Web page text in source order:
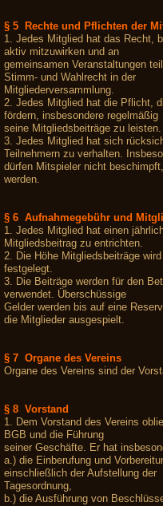
§ 5 Rechte und Pflichten der
1. Jedes Mitglied hat das Recht,
aktiv mitzuwirken und an
gemeinsamen Veranstaltungen
Stimm- und Wahlrecht in der
Mitgliederversammlung.
2. Jedes Mitglied hat die Pflicht,
fördern, insbesondere regelmäßig
seine Mitgliedsbeiträge zu leisten.
3. Jedes Mitglied hat sich
Teilnehmern zu verhalten.
dürfen Mitspieler nicht
werden.
§ 6 Aufnahmegebühr und
1. Jedes Mitglied hat einen
Mitgliedsbeitrag zu entrichten.
2. Die Höhe Mitgliedsbeiträge
festgelegt.
3. Die Beiträge werden für den
verwendet. Überschüssige
Gelder werden bis auf eine
die Mitglieder ausgespielt.
§ 7 Organe des Vereins
Organe des Vereins sind der
§ 8 Vorstand
1. Dem Vorstand des Vereins
BGB und die Führung
seiner Geschäfte. Er hat
a.) die Einberufung und
einschließlich der Aufstellung der
Tagesordnung,
b.) die Ausführung von